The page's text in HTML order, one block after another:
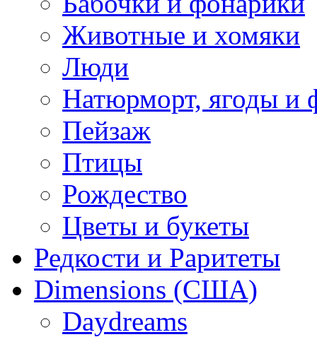
Животные и хомяки
Люди
Натюрморт, ягоды и
Пейзаж
Птицы
Рождество
Цветы и букеты
Редкости и Раритеты
Dimensions (США)
Daydreams